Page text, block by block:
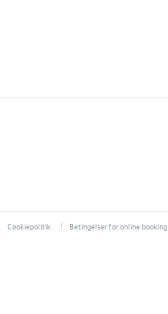
Cookiepolitik Betingelser for online booking